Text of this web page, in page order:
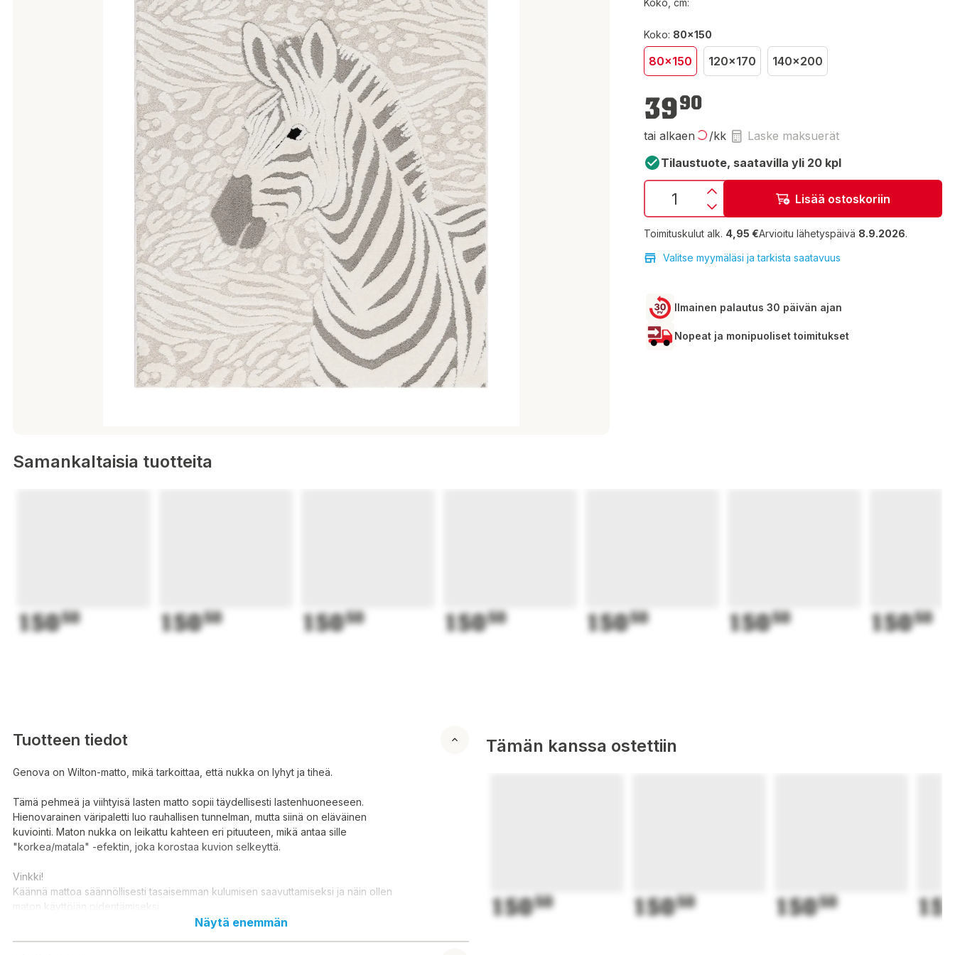
Koko, cm:
Koko: 80x150
80x150 120x170 140x200
3990
tai alkaen /kk
Laske maksuerät
Tilaustuote, saatavilla yli 20 kpl
Lisää ostoskoriin
Toimituskulut alk. 4,95 €Arvioitu lähetyspäivä 8.9.2026.
Valitse myymäläsi ja tarkista saatavuus
Ilmainen palautus 30 päivän ajan
Nopeat ja monipuoliset toimitukset
Samankaltaisia tuotteita
15050 15050 15050 15050 15050 15050 15050
Tuotteen tiedot
Genova on Wilton-matto, mikä tarkoittaa, että nukka on lyhyt ja tiheä.
Tämä pehmeä ja viihtyisä lasten matto sopii täydellisesti lastenhuoneeseen.
Hienovarainen väripaletti luo rauhallisen tunnelman, mutta siinä on eläväinen
kuviointi. Maton nukka on leikattu kahteen eri pituuteen, mikä antaa sille
"korkea/matala" -efektin, joka korostaa kuvion selkeyttä.
Vinkki!
Käännä mattoa säännöllisesti tasaisemman kulumisen saavuttamiseksi ja näin ollen
maton käyttöiän pidentämiseksi.
Näytä enemmän
Tämän kanssa ostettiin
15050 15050 15050